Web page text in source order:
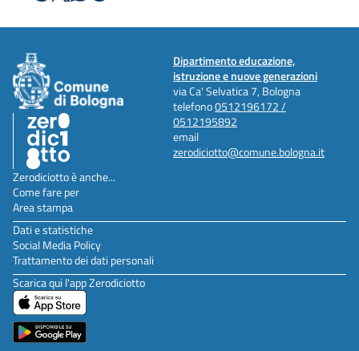
Dipartimento educazione,
istruzione e nuove generazioni
via Ca' Selvatica 7, Bologna
telefono0512196172 /
0512195892
email
zerodiciotto@comune.bologna.it
Zerodiciotto è anche...
Come fare per
Area stampa
Dati e statistiche
Social Media Policy
Trattamento dei dati personali
Scarica qui l'app Zerodiciotto